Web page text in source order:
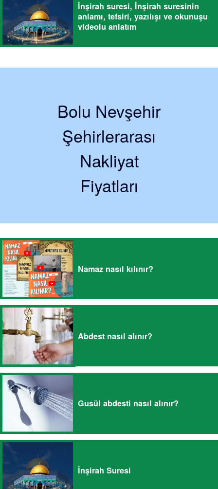
İnşirah suresi, İnşirah suresinin
anlamı, tefsiri, yazılışı ve okunuşu
videolu anlatım
Bolu Nevşehir
Şehirlerarası
Nakliyat
Fiyatları
Namaz nasıl kılınır?
Abdest nasıl alınır?
Gusül abdesti nasıl alınır?
İnşirah Suresi